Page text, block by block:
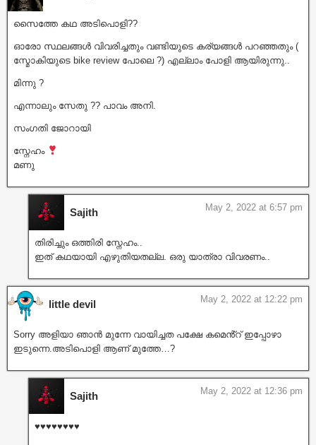
സൈത്തേ കഥ അടിപൊളി??
ഓരോ സ്ഥലങ്ങൾ വിവരിച്ചതും വണ്ടിയുടെ കര്യങ്ങൾ പറഞ്ഞതും (
സ്മോകിയുടെ bike review പോലെ ?) എല്ലാം പോളി ആയിരുന്നു..
മിന്നു ?
എന്നാലും സേതു ?? പാവം അനി.
സംഗതി ജോറായി
സ്നേഹം
മണു
Sajith May 2, 2022 at 6:57 pm
തിരിച്ചും ഒത്തിരി സ്നേഹം..
ഇത് കഥയായി എഴുതിയതല്ല. ഒരു യാത്രാ വിവരണം..
little devil May 2, 2022 at 12:22 pm
Sorry അളിയാ ഞാൻ മുന്നേ വായിച്ചത പക്ഷേ കമെൻ്റ് ഇപ്പോഴാ
ഇടുന്നെ.അടിപൊളി ആണ് മുത്തേ…?
Sajith May 2, 2022 at 12:36 pm
♥️♥️♥️♥️♥️♥️♥️♥️